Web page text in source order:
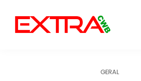
content
GERAL